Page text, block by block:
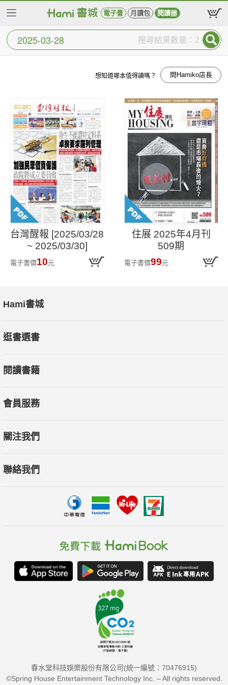
電子書 月讀包 閱讀器
搜尋結果數量：2
想知道哪本值得讀嗎？ 問Hamiko店長
台灣醒報 [2025/03/28
~ 2025/03/30]
電子書價10元
住展 2025年4月刊
509期
電子書價99元
Hami書城
逛書選書
閱讀書籍
會員服務
關注我們
聯絡我們
春水堂科技娛樂股份有限公司(統一編號：70476915)
©Spring House Entertainment Technology Inc. – All rights reserved.